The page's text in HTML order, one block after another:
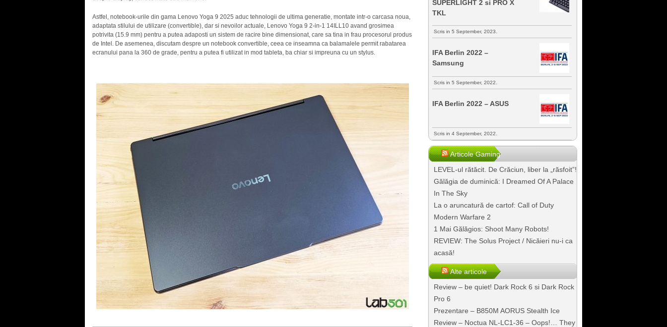
Astfel, notebook-urile din gama Lenovo Yoga 9 2025 aduc tehnologii de ultima generatie, montate intr-o carcasa noua,
adaptata stilului de utilizare (convertible), dar si nevoilor actuale, Lenovo Yoga 9 2-in-1 14ILL10 avand grosimea
potrivita (15.9 mm) pentru a putea adaposti un sistem de racire bine dimensionat, care sa tina in frau procesorul produs
de Intel. De asemenea, discutam despre un notebook convertible, ceea ce inseamna ca balamalele permit rabatarea
ecranului pana la 360 de grade, pentru a putea fi utilizat in mod tableta, ba chiar si impreuna cu un stylus.
SUPERLIGHT 2 si PRO X
TKL
Scris in 5 September, 2023.
IFA Berlin 2022 –
Samsung
Scris in 5 September, 2022.
IFA Berlin 2022 – ASUS
Scris in 4 September, 2022.
Articole Gaming
LEVEL-ul rătăcit. De Crăciun, liber la „răsfoit”!
Gălăgia de duminică: I Dreamed Of A Palace
In The Sky
La o aruncatură de cartof: Call of Duty
Modern Warfare 2
1 Mai Gălăgios: Shoot Many Robots!
REVIEW: The Solus Project / Nicăieri nu-i ca
acasă!
Alte articole
Review – be quiet! Dark Rock 6 si Dark Rock
Pro 6
Prezentare – B850M AORUS Stealth Ice
Review – Noctua NL-LC1-36 – Oops!… They